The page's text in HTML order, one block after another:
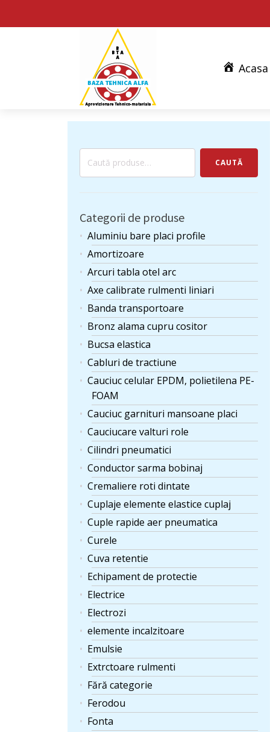
Acasa
Caută
CAUTĂ
Categorii de produse
Aluminiu bare placi profile
Amortizoare
Arcuri tabla otel arc
Axe calibrate rulmenti liniari
Banda transportoare
Bronz alama cupru cositor
Bucsa elastica
Cabluri de tractiune
Cauciuc celular EPDM, polietilena PE-
FOAM
Cauciuc garnituri mansoane placi
Cauciucare valturi role
Cilindri pneumatici
Conductor sarma bobinaj
Cremaliere roti dintate
Cuplaje elemente elastice cuplaj
Cuple rapide aer pneumatica
Curele
Cuva retentie
Echipament de protectie
Electrice
Electrozi
elemente incalzitoare
Emulsie
Extrctoare rulmenti
Fără categorie
Ferodou
Fonta